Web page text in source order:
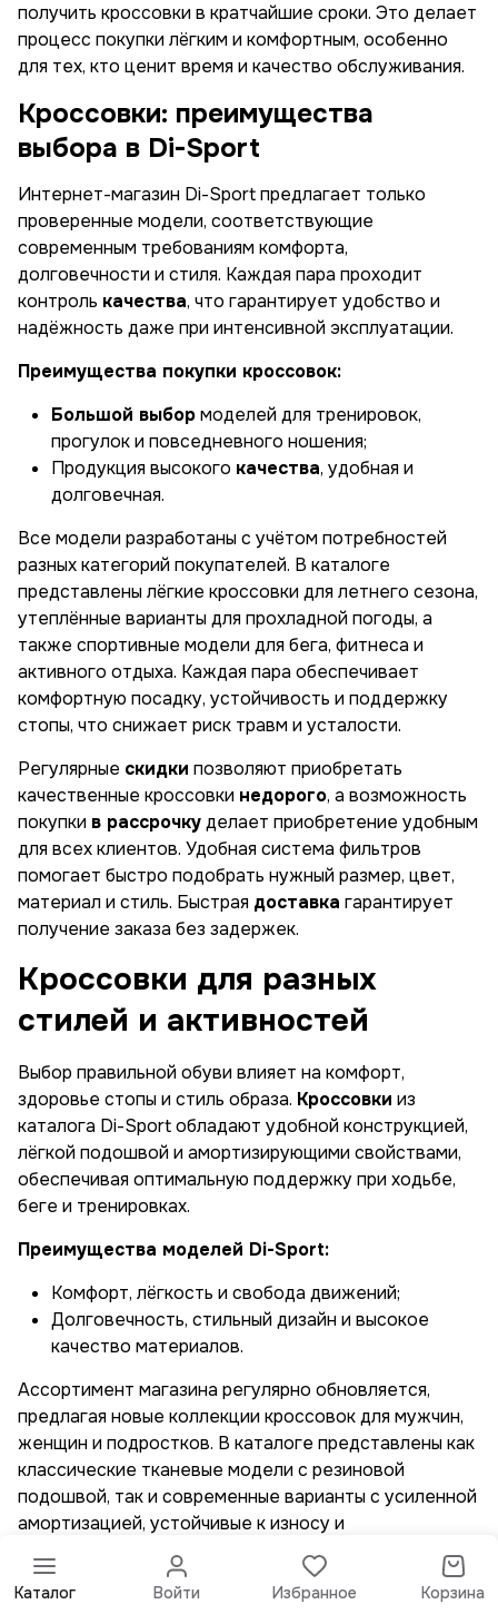
получить кроссовки в кратчайшие сроки. Это делает
процесс покупки лёгким и комфортным, особенно
для тех, кто ценит время и качество обслуживания.
Кроссовки: преимущества
выбора в Di-Sport
Интернет-магазин Di-Sport предлагает только
проверенные модели, соответствующие
современным требованиям комфорта,
долговечности и стиля. Каждая пара проходит
контроль качества, что гарантирует удобство и
надёжность даже при интенсивной эксплуатации.
Преимущества покупки кроссовок:
Большой выбормоделей для тренировок,
прогулок и повседневного ношения;
Продукция высокого качества, удобная и
долговечная.
Все модели разработаны с учётом потребностей
разных категорий покупателей. В каталоге
представлены лёгкие кроссовки для летнего сезона,
утеплённые варианты для прохладной погоды, а
также спортивные модели для бега, фитнеса и
активного отдыха. Каждая пара обеспечивает
комфортную посадку, устойчивость и поддержку
стопы, что снижает риск травм и усталости.
Регулярные скидки позволяют приобретать
качественные кроссовки недорого, а возможность
покупки в рассрочкуделает приобретение удобным
для всех клиентов. Удобная система фильтров
помогает быстро подобрать нужный размер, цвет,
материал и стиль. Быстрая доставка гарантирует
получение заказа без задержек.
Кроссовки для разных
стилей и активностей
Выбор правильной обуви влияет на комфорт,
здоровье стопы и стиль образа. Кроссовки из
каталога Di-Sport обладают удобной конструкцией,
лёгкой подошвой и амортизирующими свойствами,
обеспечивая оптимальную поддержку при ходьбе,
беге и тренировках.
Преимущества моделей Di-Sport:
Комфорт, лёгкость и свобода движений;
Долговечность, стильный дизайн и высокое
качество материалов.
Ассортимент магазина регулярно обновляется,
предлагая новые коллекции кроссовок для мужчин,
женщин и подростков. В каталоге представлены как
классические тканевые модели с резиновой
подошвой, так и современные варианты с усиленной
амортизацией, устойчивые к износу и
повреждениям. Каждая пара создаётся с учётом
долговечности, удобства и актуальных модных
тенденций, что делает её отличным выбором для
Каталог Войти Избранное Корзина